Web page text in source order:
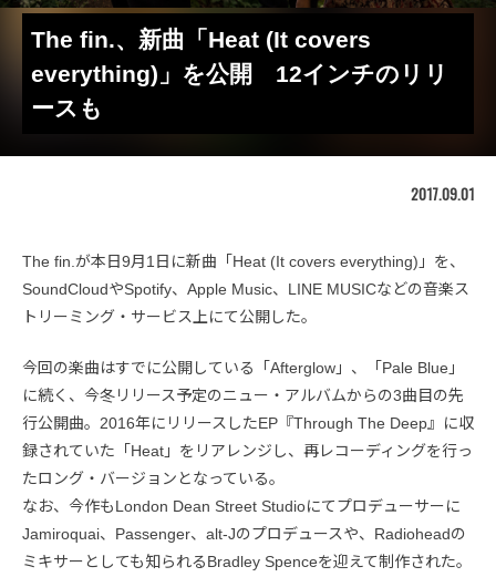
The fin.、新曲「Heat (It covers
everything)」を公開 12インチのリリ
ースも
2017.09.01
The fin.が本日9月1日に新曲「Heat (It covers everything)」を、
SoundCloudやSpotify、Apple Music、LINE MUSICなどの音楽ス
トリーミング・サービス上にて公開した。
今回の楽曲はすでに公開している「Afterglow」、「Pale Blue」
に続く、今冬リリース予定のニュー・アルバムからの3曲目の先
行公開曲。2016年にリリースしたEP『Through The Deep』に収
録されていた「Heat」をリアレンジし、再レコーディングを行っ
たロング・バージョンとなっている。
なお、今作もLondon Dean Street Studioにてプロデューサーに
Jamiroquai、Passenger、alt-Jのプロデュースや、Radioheadの
ミキサーとしても知られるBradley Spenceを迎えて制作された。